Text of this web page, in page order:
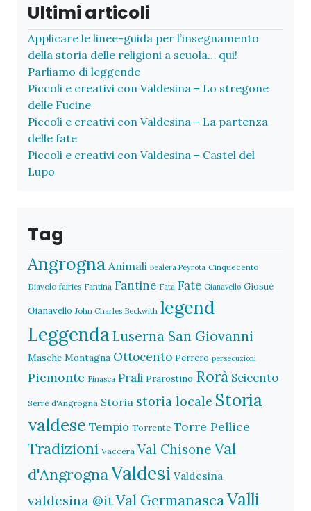
Ultimi articoli
Applicare le linee-guida per l’insegnamento
della storia delle religioni a scuola… qui!
Parliamo di leggende
Piccoli e creativi con Valdesina – Lo stregone
delle Fucine
Piccoli e creativi con Valdesina – La partenza
delle fate
Piccoli e creativi con Valdesina – Castel del
Lupo
Tag
Angrogna Animali Bealera Peyrota Cinquecento
Diavolo fairies Fantina Fantine Fata Fate Gianavello Giosuè
Gianavello John Charles Beckwith legend
Leggenda Luserna San Giovanni
Masche Montagna Ottocento Perrero persecuzioni
Piemonte Pinasca Prali Prarostino Rorà Seicento
Serre d'Angrogna Storia storia locale Storia
valdese Tempio Torrente Torre Pellice
Tradizioni Vaccera Val Chisone Val
d'AngrognaValdesi Valdesina
valdesina @itVal GermanascaValli